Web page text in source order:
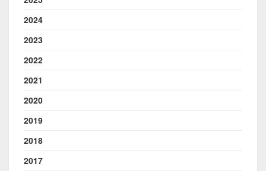
2024
2023
2022
2021
2020
2019
2018
2017